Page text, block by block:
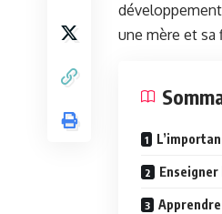
une mère et sa
Enseigner